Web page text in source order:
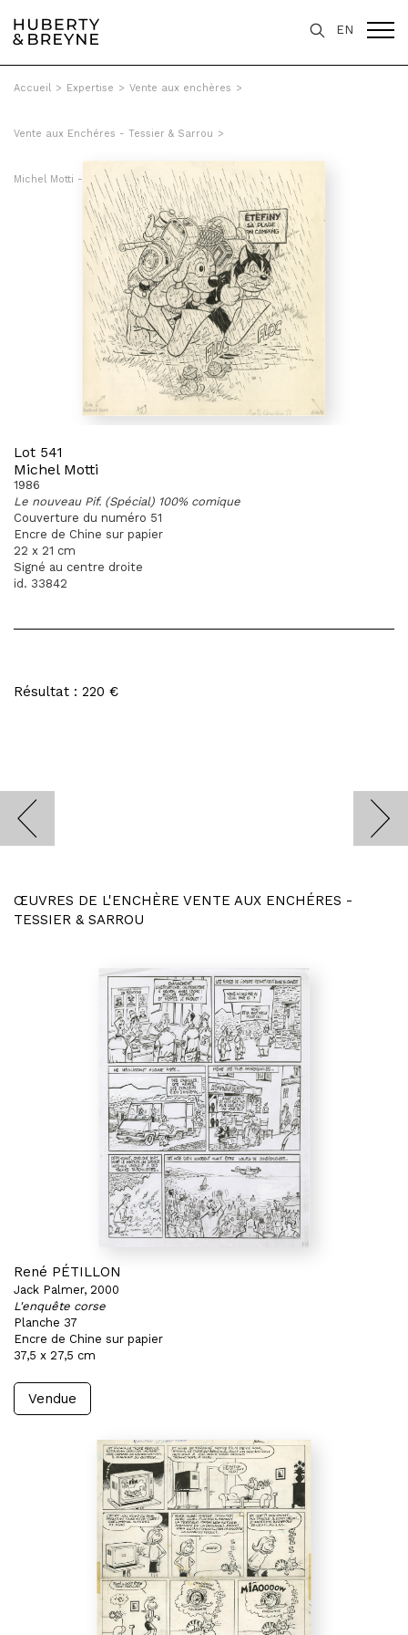
EN
Accueil > Expertise > Vente aux enchères >
Vente aux Enchéres - Tessier & Sarrou >
Michel Motti - Le nouveau Pif. (Spécial) 100% comique
Lot 541
Michel Motti
1986
Le nouveau Pif. (Spécial) 100% comique
Couverture du numéro 51
Encre de Chine sur papier
22 x 21 cm
Signé au centre droite
id. 33842
Résultat : 220 €
ŒUVRES DE L'ENCHÈRE VENTE AUX ENCHÉRES -
TESSIER & SARROU
René PÉTILLON
Jack Palmer, 2000
L'enquête corse
Planche 37
Encre de Chine sur papier
37,5 x 27,5 cm
Vendue